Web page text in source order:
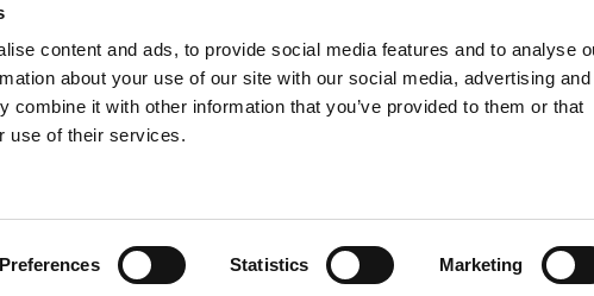
content and ads, to provide social media features and to analyse
about your use of our site with our social media, advertising and
combine it with other information that you’ve provided to them or that
use of their services.
Preferences Statistics Marketing
Area de prensa